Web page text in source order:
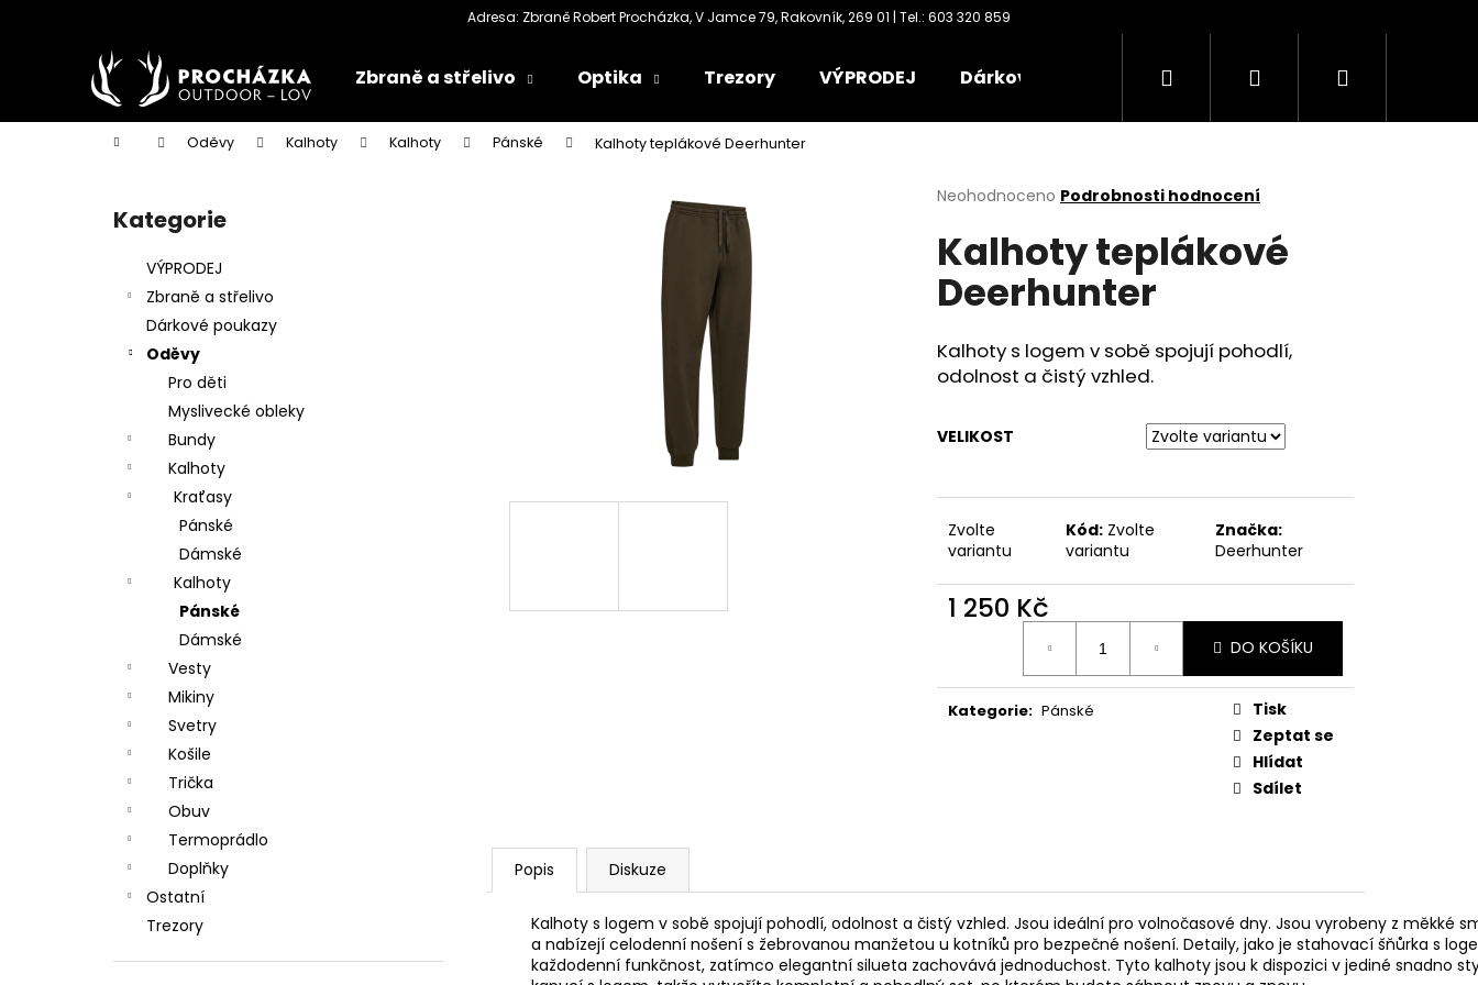
Zbraně a střelivo Optika Trezory VÝPRODEJ Dárkové poukazy Oděvy Kontakty
Hledat PřihlášeníNákupní
Domů Oděvy Kalhoty Kalhoty Pánské Kalhoty teplákové Deerhunter
Přeskočit
kategorie
Kategorie
VÝPRODEJ
Zbraně a střelivo
Dárkové poukazy
Oděvy
Pro děti
Myslivecké obleky
Bundy
Kalhoty
Kraťasy
Pánské
Dámské
Kalhoty
Pánské
Dámské
Vesty
Mikiny
Svetry
Košile
Trička
Obuv
Termoprádlo
Doplňky
Ostatní
Trezory
Průměrné
produktu
je
0,0
hvězdiček.
Neohodnoceno Podrobnosti hodnocení
Kalhoty teplákové
Deerhunter
Kalhoty s logem v sobě spojují pohodlí,
odolnost a čistý vzhled.
VELIKOST
Zvolte
variantu
Kód: Zvolte
variantu
Značka:
Deerhunter
1 250 Kč
DO KOŠÍKU
Kategorie: Pánské
Tisk
Zeptat se
Hlídat
Sdílet
Popis Diskuze
Kalhoty s logem v sobě spojují pohodlí, odolnost a čistý vzhled. Jsou ideální pro volnočasové dny. Jsou vyrobeny z měkké
a nabízejí celodenní nošení s žebrovanou manžetou u kotníků pro bezpečné nošení. Detaily, jako je stahovací šňůrka s
každodenní funkčnost, zatímco elegantní silueta zachovává jednoduchost. Tyto kalhoty jsou k dispozici v jediné snadno
k
Zpět
obchodu
Zpět
obchodu
Co potřebujete najít?
Doporučujeme
Následující
DÁRKOVÝ POUKAZ (DO POZNÁMKY
NAPSAT JMÉNO OBDAROVANÉHO)
500 Kč
MAUSER KŠILTOVKA ZELENÁ
NŮŽ ZAVÍRACÍ MAUSER